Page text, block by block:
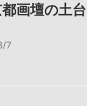
画壇の土
7